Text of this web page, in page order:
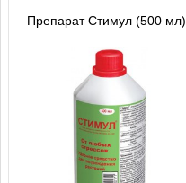
Препарат Стимул (500 мл)